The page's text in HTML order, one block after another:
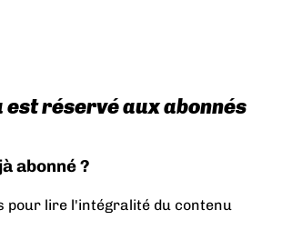
est réservé aux abonnés
abonné ?
pour lire l'intégralité du contenu